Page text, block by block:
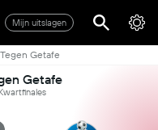
Mijn uitslagen
Getafe
Getafe